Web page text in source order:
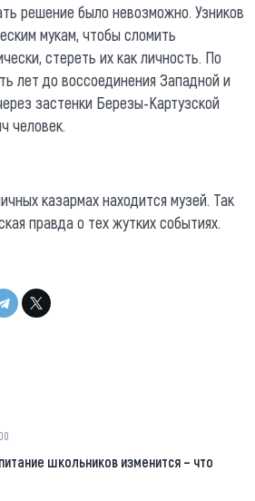
решение было невозможно. Узников
мукам, чтобы сломить
стереть их как личность. По
лет до воссоединения Западной и
застенки Березы-Картузской
человек.
казармах находится музей. Так
правда о тех жутких событиях.
школьников изменится – что